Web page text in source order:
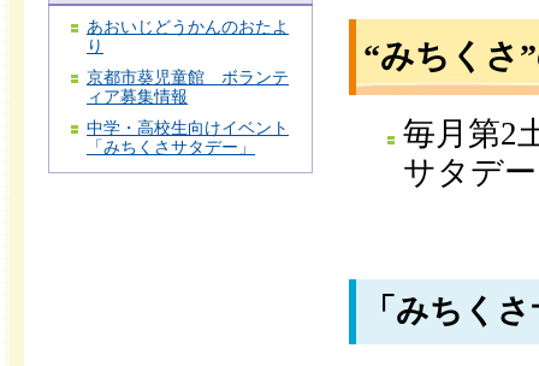
あおいじどうかんのおたよ
り
京都市葵児童館 ボランテ
ィア募集情報
中学・高校生向けイベント
「みちくさサタデー」
“みちくさ
毎月第2
サタデ
「みちく